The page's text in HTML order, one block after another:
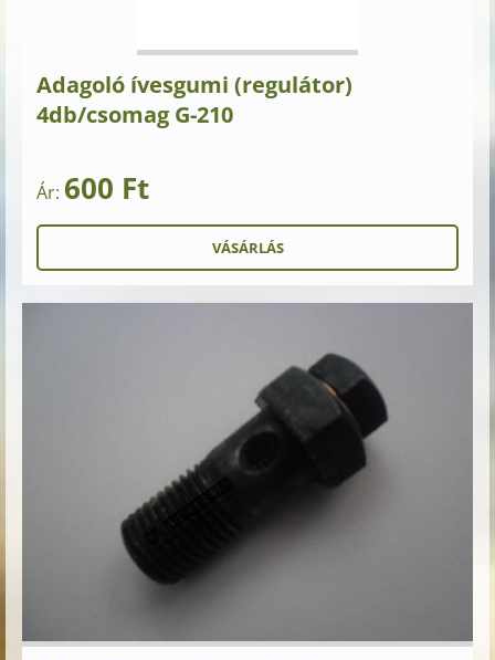
Adagoló ívesgumi (regulátor)
4db/csomag G-210
Ár: 600 Ft